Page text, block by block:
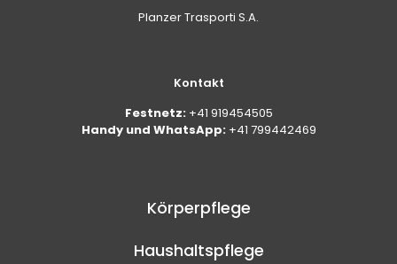
Planzer Trasporti S.A.
Kontakt
Festnetz: +41 919454505
Handy und WhatsApp: +41 799442469
Körperpflege
Haushaltspflege